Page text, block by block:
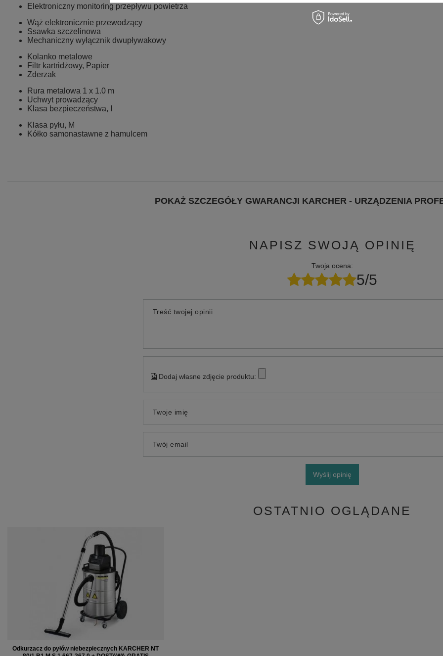
Elektroniczny monitoring przepływu powietrza
Wąż elektronicznie przewodzący
Ssawka szczelinowa
Mechaniczny wyłącznik dwupływakowy
Kolanko metalowe
Filtr kartridżowy, Papier
Zderzak
Rura metalowa 1 x 1.0 m
Uchwyt prowadzący
Klasa bezpieczeństwa, I
Klasa pyłu, M
Kółko samonastawne z hamulcem
POKAŻ SZCZEGÓŁY GWARANCJI KARCHER - URZĄDZENIA
NAPISZ SWOJĄ OPINIĘ
Twoja ocena:
5/5
Treść twojej opinii
Dodaj własne zdjęcie produktu:
Twoje imię
Twój email
Wyślij opinię
OSTATNIO OGLĄDANE
Odkurzacz do pyłów niebezpiecznych KARCHER NT